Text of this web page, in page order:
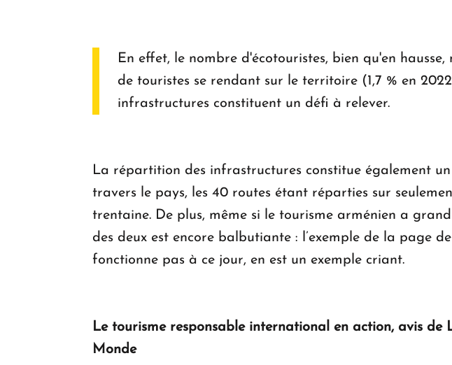
En effet, le nombre d'écotouristes, bien qu'en
de touristes se rendant sur le territoire (1,7 % en
infrastructures constituent un défi à relever.
La répartition des infrastructures constitue également
travers le pays, les 40 routes étant réparties sur
trentaine. De plus, même si le tourisme arménien a
des deux est encore balbutiante : l’exemple de la page
fonctionne pas à ce jour, en est un exemple criant.
Le tourisme responsable international en action, avis de
Monde